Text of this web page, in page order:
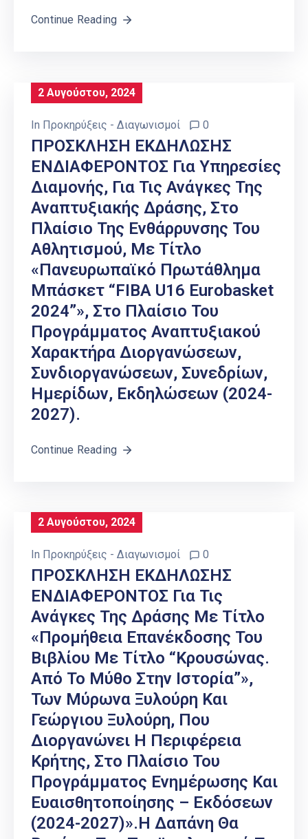
Continue Reading
2 Αυγούστου, 2024
In Προκηρύξεις - Διαγωνισμοί 0
ΠΡΟΣΚΛΗΣΗ ΕΚΔΗΛΩΣΗΣ
ΕΝΔΙΑΦΕΡΟΝΤΟΣ Για Υπηρεσίες
Διαμονής, Για Τις Ανάγκες Της
Αναπτυξιακής Δράσης, Στο
Πλαίσιο Της Ενθάρρυνσης Του
Αθλητισμού, Με Τίτλο
«Πανευρωπαϊκό Πρωτάθλημα
Μπάσκετ “FIBA U16 Eurobasket
2024”», Στο Πλαίσιο Του
Προγράμματος Αναπτυξιακού
Χαρακτήρα Διοργανώσεων,
Συνδιοργανώσεων, Συνεδρίων,
Ημερίδων, Εκδηλώσεων (2024-
2027).
Continue Reading
2 Αυγούστου, 2024
In Προκηρύξεις - Διαγωνισμοί 0
ΠΡΟΣΚΛΗΣΗ ΕΚΔΗΛΩΣΗΣ
ΕΝΔΙΑΦΕΡΟΝΤΟΣ Για Τις
Ανάγκες Της Δράσης Με Τίτλο
«Προμήθεια Επανέκδοσης Του
Βιβλίου Με Τίτλο “Κρουσώνας.
Από Το Μύθο Στην Ιστορία”»,
Των Μύρωνα Ξυλούρη Και
Γεώργιου Ξυλούρη, Που
Διοργανώνει Η Περιφέρεια
Κρήτης, Στο Πλαίσιο Του
Προγράμματος Ενημέρωσης Και
Ευαισθητοποίησης – Εκδόσεων
(2024-2027)».Η Δαπάνη Θα